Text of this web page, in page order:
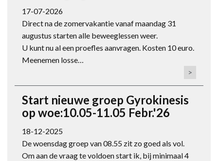
17-07-2026
Direct na de zomervakantie vanaf maandag 31
augustus starten alle beweeglessen weer.
U kunt nu al een proefles aanvragen. Kosten 10 euro.
Meenemen losse…
>
Start nieuwe groep Gyrokinesis
op woe:10.05-11.05 Febr.'26
18-12-2025
De woensdag groep van 08.55 zit zo goed als vol.
Om aan de vraag te voldoen start ik, bij minimaal 4